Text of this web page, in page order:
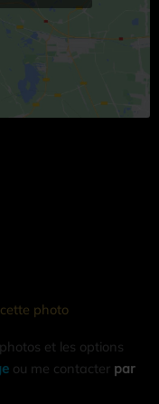
photo
et les options
ou me contacter par